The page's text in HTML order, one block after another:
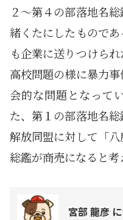
２～第４の部落地名
緒くたにしたもので
も企業に送りつけら
高校問題の様に暴力
会的な問題となって
た、第１の部落地名総
解放同盟に対して「
総鑑が商売になると考
宮部 龍彦